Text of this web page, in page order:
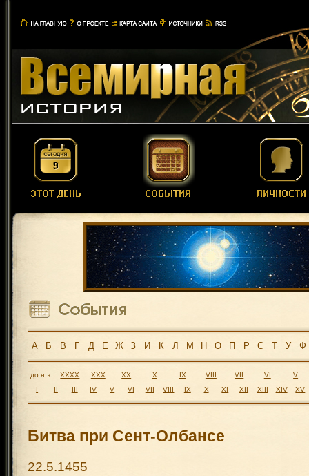
А Б В Г Д Е Ж З И К Л М Н О П Р С Т У Ф
до н.э. XXXX XXX XX X IX VIII VII VI
V
I
II III IV V VI VII VIII IX X XI XII XIII XIV XV
Битва при Сент-Олбансе
22.5.1455